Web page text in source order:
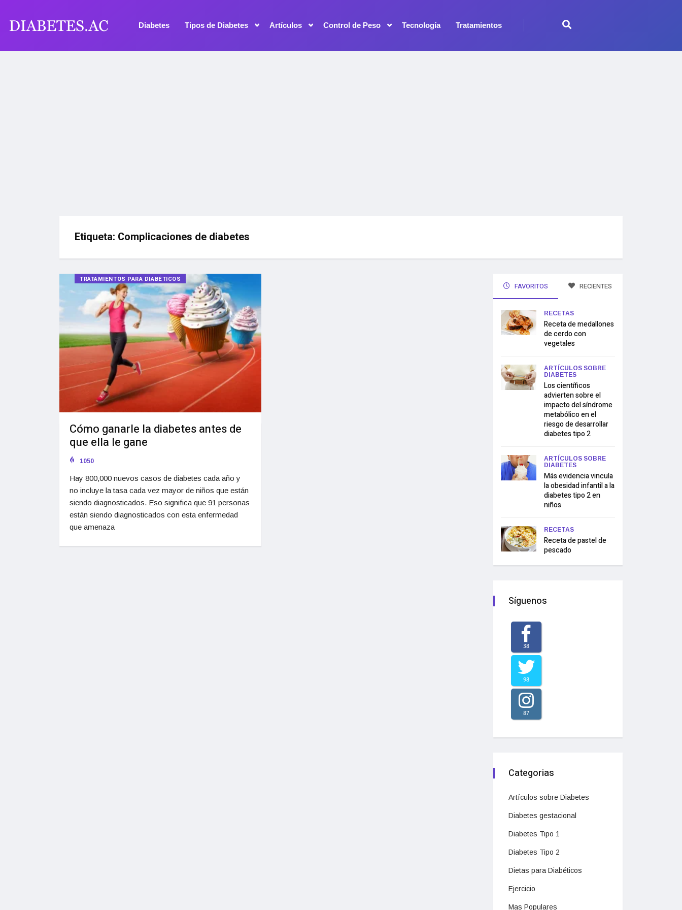
Diabetes Tipos de Diabetes Artículos Control de Peso Tecnología Tratamientos
Etiqueta: Complicaciones de diabetes
TRATAMIENTOS PARA DIABÉTICOS
Cómo ganarle la diabetes antes de
que ella le gane
1050
Hay 800,000 nuevos casos de diabetes cada año y
no incluye la tasa cada vez mayor de niños que están
siendo diagnosticados. Eso significa que 91 personas
están siendo diagnosticados con esta enfermedad
que amenaza
FAVORITOS RECIENTES
RECETAS
Receta de medallones
de cerdo con
vegetales
ARTÍCULOS SOBRE
DIABETES
Los científicos
advierten sobre el
impacto del síndrome
metabólico en el
riesgo de desarrollar
diabetes tipo 2
ARTÍCULOS SOBRE
DIABETES
Más evidencia vincula
la obesidad infantil a la
diabetes tipo 2 en
niños
RECETAS
Receta de pastel de
pescado
Síguenos
38
98
87
Categorias
Artículos sobre Diabetes
Diabetes gestacional
Diabetes Tipo 1
Diabetes Tipo 2
Dietas para Diabéticos
Ejercicio
Mas Populares